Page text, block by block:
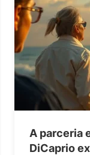
A parceria
DiCaprio